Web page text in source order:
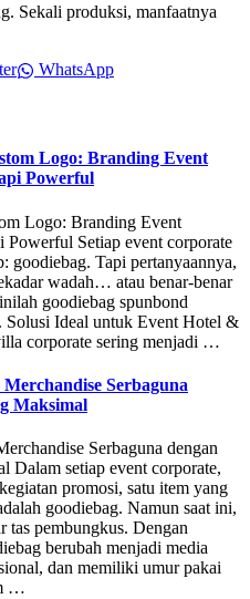
Sekali produksi, manfaatnya
WhatsApp
Logo: Branding Event
Powerful
Logo: Branding Event
Powerful Setiap event corporate
goodiebag. Tapi pertanyaannya,
wadah… atau benar-benar
goodiebag spunbond
Solusi Ideal untuk Event Hotel &
corporate sering menjadi …
Serbaguna
Maksimal
Serbaguna dengan
Dalam setiap event corporate,
promosi, satu item yang
goodiebag. Namun saat ini,
tas pembungkus. Dengan
berubah menjadi media
dan memiliki umur pakai
…